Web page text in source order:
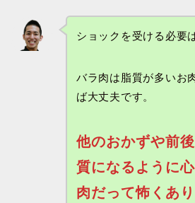
ショックを受ける必要
バラ肉は脂質が多いお
ば大丈夫です。
他のおかずや前
質になるように
肉だって怖くあ